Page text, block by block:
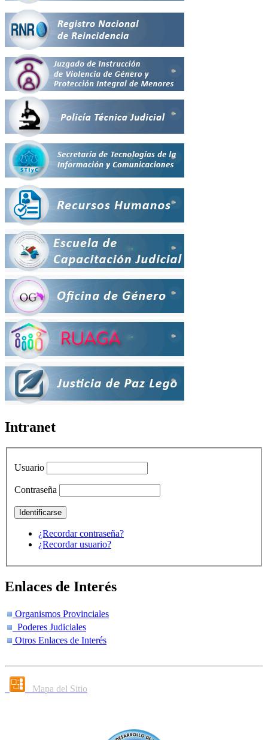
Intranet
Usuario
Contraseña
¿Recordar contraseña?
¿Recordar usuario?
Enlaces de Interés
Organismos Provinciales
Poderes Judiciales
Otros Enlaces de Interés
Mapa del Sitio